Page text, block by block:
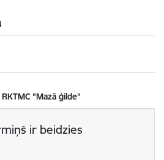
"Mazā ģilde"
ir beidzies